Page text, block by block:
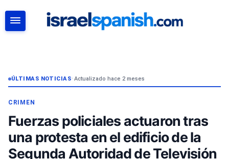
ÚLTIMAS NOTICIAS• Actualizado hace 2 meses
CRIMEN
Fuerzas policiales actuaron tras
una protesta en el edificio de la
Segunda Autoridad de Televisión